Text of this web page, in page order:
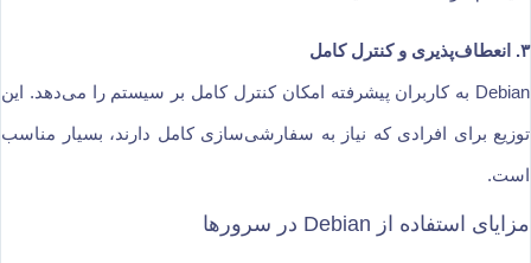
۳. انعطاف‌پذیری و کنترل کامل
Debian به کاربران پیشرفته امکان کنترل کامل بر سیستم را می‌دهد. این
توزیع برای افرادی که نیاز به سفارشی‌سازی کامل دارند، بسیار مناسب
است.
مزایای استفاده از Debian در سرورها